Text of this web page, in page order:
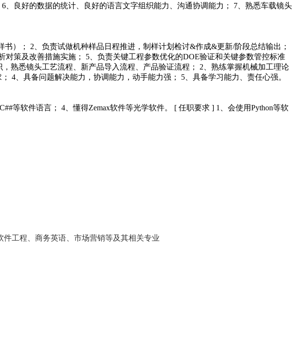
良好的数据的统计、良好的语言文字组织能力、沟通协调能力； 7、熟悉车载镜头
）； 2、负责试做机种样品日程推进，制样计划检讨&作成&更新/阶段总结输出；
策及改善措施实施； 5、负责关键工程参数优化的DOE验证和关键参数管控标准
熟悉镜头工艺流程、新产品导入流程、产品验证流程； 2、熟练掌握机械加工理论
4、具备问题解决能力，协调能力，动手能力强； 5、具备学习能力、责任心强。
等软件语言； 4、懂得Zemax软件等光学软件。 [ 任职要求 ] 1、会使用Python等软
工程、商务英语、市场营销等及其相关专业